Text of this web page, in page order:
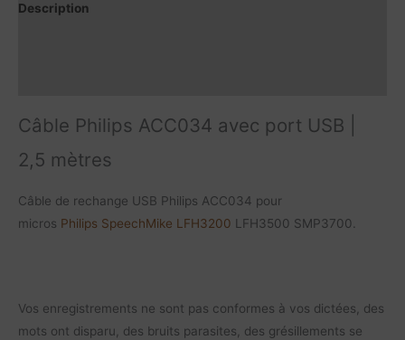
Description
Câble Philips ACC034 avec port USB |
2,5 mètres
Câble de rechange USB Philips ACC034 pour
micros Philips SpeechMike LFH3200 LFH3500 SMP3700.
Vos enregistrements ne sont pas conformes à vos dictées, des
mots ont disparu, des bruits parasites, des grésillements se